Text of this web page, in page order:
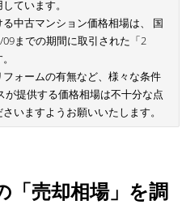
ています。
中古マンション価格相場は、 国
までの期間に取引された「2
ォームの有無など、様々な条件
提供する価格相場は不十分な点
いますようお願いいたします。
「売却相場」を調